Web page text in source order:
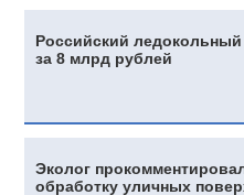
Российский
за 8 млрд рублей
Эколог
обработку уличных